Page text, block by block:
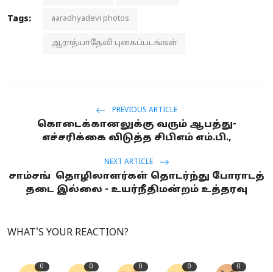
Tags: aaradhyadevi photos
ஆராத்யாதேவி புகைப்படங்கள்
PREVIOUS ARTICLE
கொடைக்கானலுக்கு வரும் ஆபத்து-
எச்சரிக்கை விடுத்த சிபிஎம் எம்.பி.,
NEXT ARTICLE
சாம்சங் தொழிலாளர்கள் தொடர்ந்து போராடத்
தடை இல்லை - உயர்நீதிமன்றம் உத்தரவு
WHAT'S YOUR REACTION?
0 0 0 0 0